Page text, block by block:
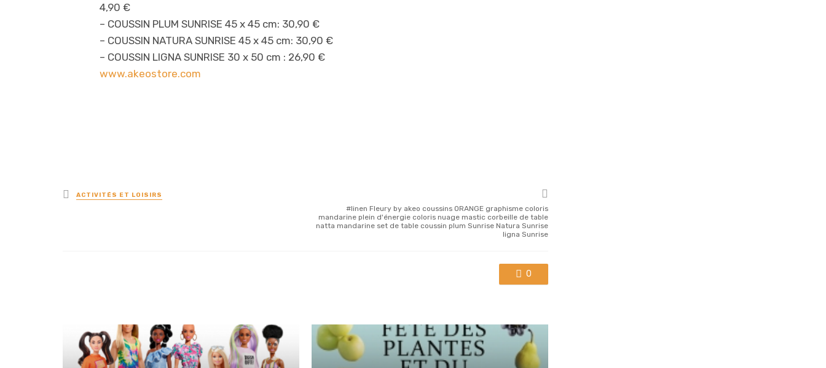
4,90 €
– COUSSIN PLUM SUNRISE 45 x 45 cm: 30,90 €
– COUSSIN NATURA SUNRISE 45 x 45 cm: 30,90 €
– COUSSIN LIGNA SUNRISE 30 x 50 cm : 26,90 €
www.akeostore.com
Posted
in
ACTIVITÉS ET LOISIRS
linen Fleury by akeo coussins ORANGE graphisme coloris
mandarine plein d'énergie coloris nuage mastic corbeille de table
natta mandarine set de table coussin plum Sunrise Natura Sunrise
ligna Sunrise
0